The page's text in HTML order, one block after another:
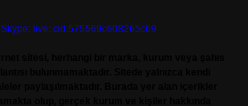
Skype: live:.cid.575569c608265c69